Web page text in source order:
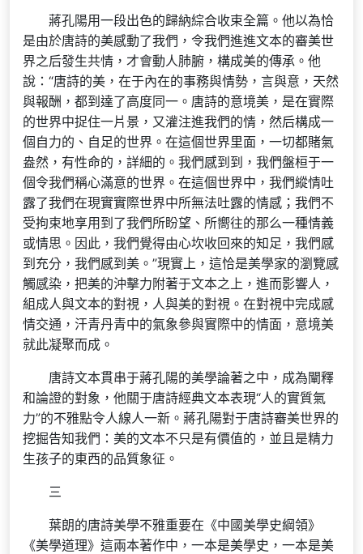
蔣孔陽用一段出色的歸納綜合收束全篇。他以為恰
是由於唐詩的美感動了我們，令我們進進文本的審美世
界之后發生共情，才會動人肺腑，構成美的傳承。他
說：“唐詩的美，在于內在的事務與情勢，言與意，天然
與報酬，都到達了高度同一。唐詩的意境美，是在實際
的世界中捉住一片景，又灌注進我們的情，然后構成一
個自力的、自足的世界。在這個世界里面，一切都賭氣
盎然，有性命的，詳細的。我們感到到，我們盤桓于一
個令我們稱心滿意的世界。在這個世界中，我們縱情吐
露了我們在現實實際世界中所無法吐露的情感；我們不
受拘束地享用到了我們所盼望、所嚮往的那么一種情義
或情思。因此，我們覺得由心坎收回來的知足，我們感
到充分，我們感到美。”現實上，這恰是美學家的瀏覽感
觸感染，把美的沖擊力附著于文本之上，進而影響人，
組成人與文本的對視，人與美的對視。在對視中完成感
情交通，汗青丹青中的氣象參與實際中的情面，意境美
就此凝聚而成。
唐詩文本貫串于蔣孔陽的美學論著之中，成為闡釋
和論證的對象，他關于唐詩經典文本表現“人的實質氣
力”的不雅點令人線人一新。蔣孔陽對于唐詩審美世界的
挖掘告知我們：美的文本不只是有價值的，並且是精力
生孩子的東西的品質象征。
三
葉朗的唐詩美學不雅重要在《中國美學史綱領》
《美學道理》這兩本著作中，一本是美學史，一本是美